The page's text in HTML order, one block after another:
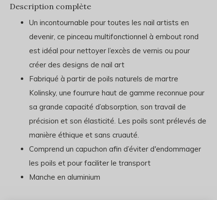
Description complète
Un incontournable pour toutes les nail artists en
devenir, ce pinceau multifonctionnel à embout rond
est idéal pour nettoyer l’excès de vernis ou pour
créer des designs de nail art
Fabriqué à partir de poils naturels de martre
Kolinsky, une fourrure haut de gamme reconnue pour
sa grande capacité d’absorption, son travail de
précision et son élasticité. Les poils sont prélevés de
manière éthique et sans cruauté.
Comprend un capuchon afin d’éviter d'endommager
les poils et pour faciliter le transport
Manche en aluminium